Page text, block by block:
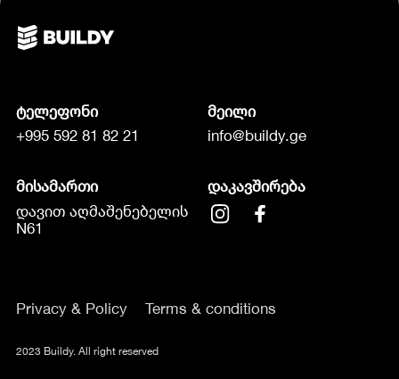
ტელეფონი
+995 592 81 82 21
მეილი
info@buildy.ge
მისამართი
დავით აღმაშენებელის
N61
დაკავშირება
Privacy & Policy Terms & conditions
2023 Buildy. All right reserved